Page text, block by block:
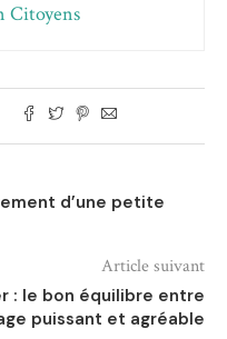
Citoyens
d’une petite
Article suivant
: le bon équilibre entre
puissant et agréable